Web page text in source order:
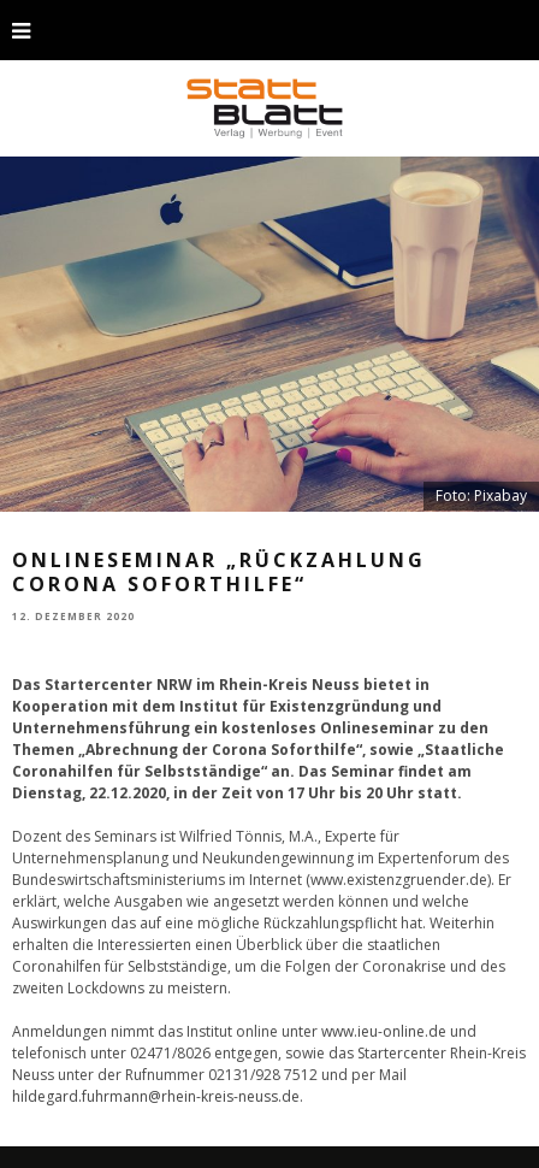
Foto: Pixabay
ONLINESEMINAR „RÜCKZAHLUNG
CORONA SOFORTHILFE“
12. DEZEMBER 2020
Das Startercenter NRW im Rhein-Kreis Neuss bietet in
Kooperation mit dem Institut für Existenzgründung und
Unternehmensführung ein kostenloses Onlineseminar zu den
Themen „Abrechnung der Corona Soforthilfe“, sowie „Staatliche
Coronahilfen für Selbstständige“ an. Das Seminar findet am
Dienstag, 22.12.2020, in der Zeit von 17 Uhr bis 20 Uhr statt.
Dozent des Seminars ist Wilfried Tönnis, M.A., Experte für
Unternehmensplanung und Neukundengewinnung im Expertenforum des
Bundeswirtschaftsministeriums im Internet (www.existenzgruender.de). Er
erklärt, welche Ausgaben wie angesetzt werden können und welche
Auswirkungen das auf eine mögliche Rückzahlungspflicht hat. Weiterhin
erhalten die Interessierten einen Überblick über die staatlichen
Coronahilfen für Selbstständige, um die Folgen der Coronakrise und des
zweiten Lockdowns zu meistern.
Anmeldungen nimmt das Institut online unterwww.ieu-online.de und
telefonisch unter 02471/8026 entgegen, sowie das Startercenter Rhein-Kreis
Neuss unter der Rufnummer 02131/928 7512 und per Mail
hildegard.fuhrmann@rhein-kreis-neuss.de.